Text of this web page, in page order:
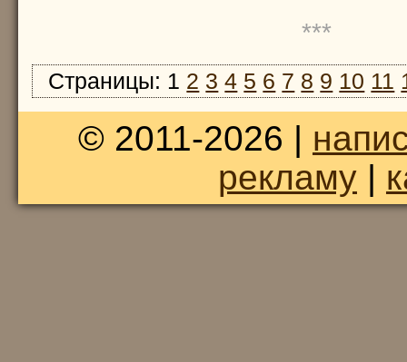
***
Страницы: 1 2 3 4 5 6 7 8 9 10 11
© 2011-2026 |
рекламу|